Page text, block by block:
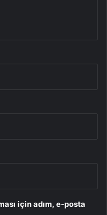
için adım, e-posta